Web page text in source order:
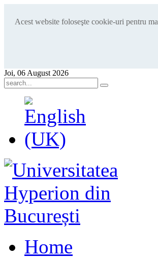
Acest website foloseşte cookie-uri pentru
Joi, 06 August 2026
Home